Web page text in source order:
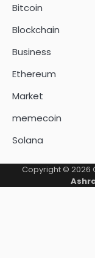
Bitcoin
Blockchain
Business
Ethereum
Market
memecoin
Solana
Copyright © 2026